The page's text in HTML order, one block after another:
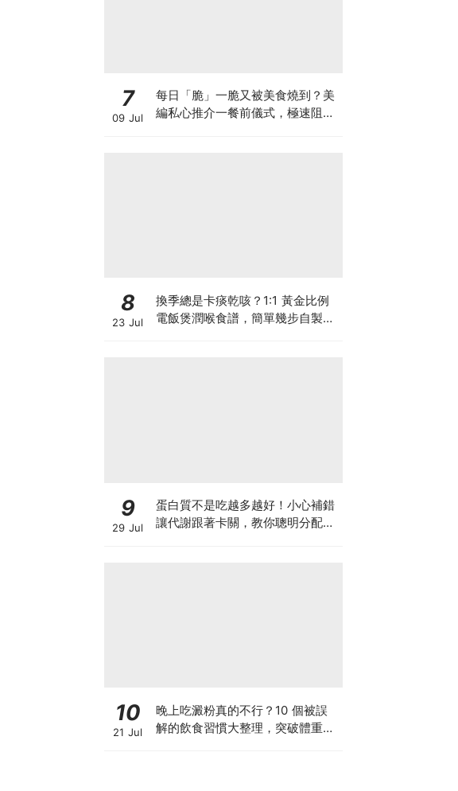
7
09 Jul
每日「脆」一脆又被美食燒到？美
編私心推介一餐前儀式，極速阻碳
8
23 Jul
換季總是卡痰乾咳？1:1 黃金比例
電飯煲潤喉食譜，簡單幾步自製天
9
29 Jul
蛋白質不是吃越多越好！小心補錯
讓代謝跟著卡關，教你聰明分配三
10
21 Jul
晚上吃澱粉真的不行？10 個被誤
解的飲食習慣大整理，突破體重停